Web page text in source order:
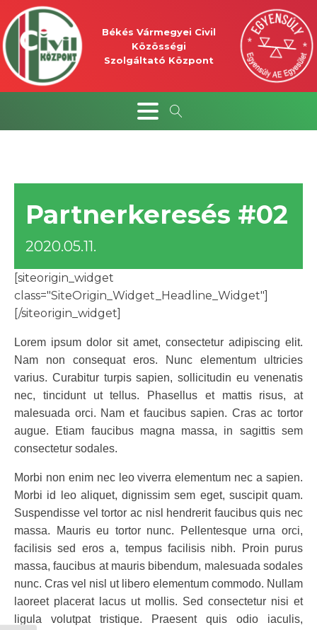
Békés Vármegyei Civil
Közösségi
Szolgáltató Központ
Partnerkeresés #02
2020.05.11.
[siteorigin_widget
class="SiteOrigin_Widget_Headline_Widget"]
[/siteorigin_widget]
Lorem ipsum dolor sit amet, consectetur adipiscing elit.
Nam non consequat eros. Nunc elementum ultricies
varius. Curabitur turpis sapien, sollicitudin eu venenatis
nec, tincidunt ut tellus. Phasellus et mattis risus, at
malesuada orci. Nam et faucibus sapien. Cras ac tortor
augue. Etiam faucibus magna massa, in sagittis sem
consectetur sodales.
Morbi non enim nec leo viverra elementum nec a sapien.
Morbi id leo aliquet, dignissim sem eget, suscipit quam.
Suspendisse vel tortor ac nisl hendrerit faucibus quis nec
massa. Mauris eu tortor nunc. Pellentesque urna orci,
facilisis sed eros a, tempus facilisis nibh. Proin purus
massa, faucibus at mauris bibendum, malesuada sodales
nunc. Cras vel nisl ut libero elementum commodo. Nullam
laoreet placerat lacus ut mollis. Sed consectetur nisi et
ligula volutpat tristique. Praesent quis odio iaculis,